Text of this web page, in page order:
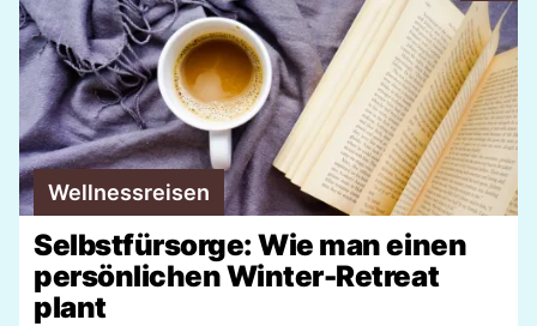
Wellnessreisen
Selbstfürsorge: Wie man einen
persönlichen Winter-Retreat
plant